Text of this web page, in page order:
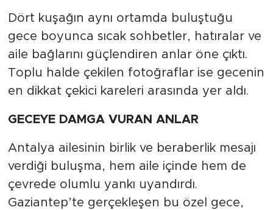
Dört kuşağın aynı ortamda buluştuğu
gece boyunca sıcak sohbetler, hatıralar ve
aile bağlarını güçlendiren anlar öne çıktı.
Toplu halde çekilen fotoğraflar ise gecenin
en dikkat çekici kareleri arasında yer aldı.
GECEYE DAMGA VURAN ANLAR
Antalya ailesinin birlik ve beraberlik mesajı
verdiği buluşma, hem aile içinde hem de
çevrede olumlu yankı uyandırdı.
Gaziantep’te gerçekleşen bu özel gece,